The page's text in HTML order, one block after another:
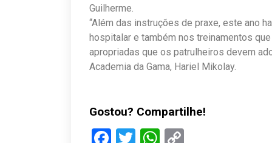
Guilherme.
“Além das instruções de praxe, este ano
hospitalar e também nos treinamentos
apropriadas que os patrulheiros devem
Academia da Gama, Hariel Mikolay.
Gostou? Compartilhe!
Facebook
TwitterWhatsApp